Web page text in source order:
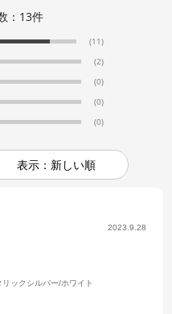
： 13件
(11)
(2)
(0)
(0)
(0)
表示：新しい順
2023.9.28
ックシルバー/ホワイト